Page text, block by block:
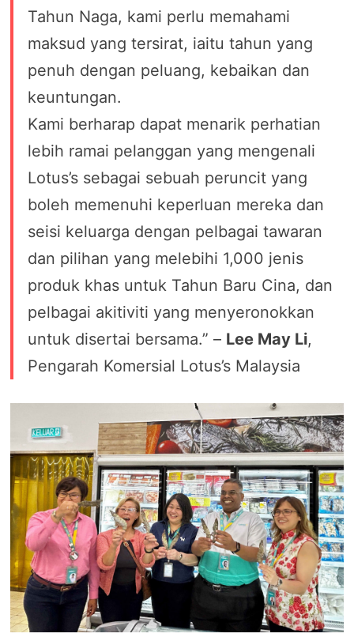
Tahun Naga, kami perlu memahami
maksud yang tersirat, iaitu tahun yang
penuh dengan peluang, kebaikan dan
keuntungan.
Kami berharap dapat menarik perhatian
lebih ramai pelanggan yang mengenali
Lotus’s sebagai sebuah peruncit yang
boleh memenuhi keperluan mereka dan
seisi keluarga dengan pelbagai tawaran
dan pilihan yang melebihi 1,000 jenis
produk khas untuk Tahun Baru Cina, dan
pelbagai akitiviti yang menyeronokkan
untuk disertai bersama.” – Lee May Li,
Pengarah Komersial Lotus’s Malaysia